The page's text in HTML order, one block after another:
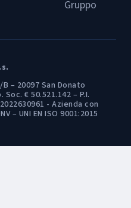
Gruppo
– 20097 San Donato
Soc. € 50.521.142 – P.I.
- Azienda con
– UNI EN ISO 9001:2015